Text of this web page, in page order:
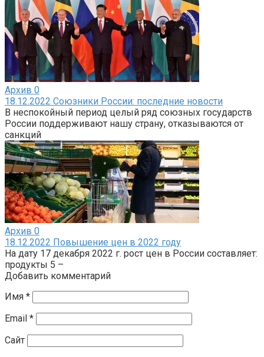
Архив 0
18.12.2022 Союзники России: последние новости
В неспокойный период целый ряд союзных государств
России поддерживают нашу страну, отказываются от
санкций
Архив 0
18.12.2022 Повышение цен в 2022 году
На дату 17 декабря 2022 г. рост цен в России составляет:
продукты 5 –
Добавить комментарий
Имя *
Email *
Сайт